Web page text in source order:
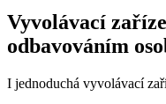
Vyvolávací
odbavováním
I jednoduchá vyvolávací